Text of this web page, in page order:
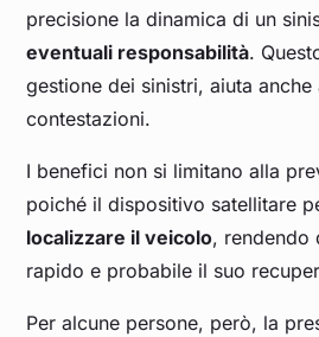
precisione la dinamica di un
eventuali responsabilità.
gestione dei sinistri, aiuta
contestazioni.
I benefici non si limitano alla
poiché il dispositivo satellitare
localizzare il veicolo, rendendo
rapido e probabile il suo
Per alcune persone, però, la